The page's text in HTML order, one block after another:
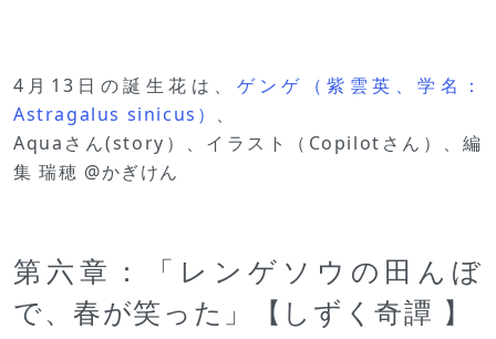
4月13日の誕生花は、 ゲンゲ（紫雲英、学名：
Astragalus sinicus） 、
Aquaさん(story）、イラスト（Copilotさん）、編
集 瑞穂 @かぎけん
第六章：「レンゲソウの田んぼ
で、春が笑った」【しずく奇譚 】